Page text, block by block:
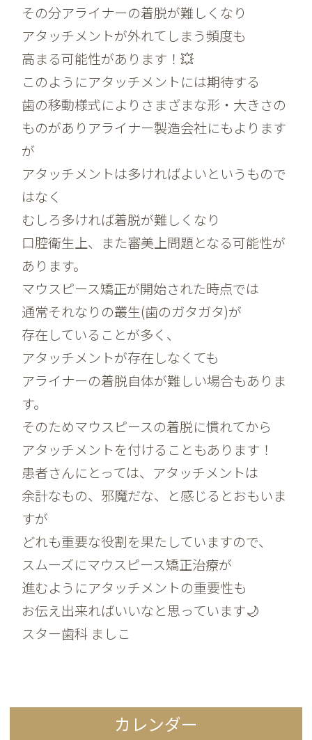
その分アライナーの着脱が難しくなり
アタッチメントが外れてしまう頻度も
高まる可能性があります！💥
このようにアタッチメントには期待する
歯の移動様式によりさまざまな形・大きさの
ものがありアライナー製造会社にもよります
が
アタッチメントは多ければよいというもので
はなく
むしろ多ければ着脱が難しくなり
口腔衛生上、また審美上問題となる可能性が
あります。
マウスピース矯正が開始された時点では
通常それなりの叢生(歯のガタガタ)が
存在していることが多く、
アタッチメントが存在しなくても
アライナーの着脱自体が難しい場合もありま
す。
そのためマウスピースの着脱に慣れてから
アタッチメントを付けることもあります！
患者さんにとっては、アタッチメントは
余計なもの、邪魔だな、と感じるとおもいま
すが
どれも重要な役割を果たしていますので、
スムーズにマウスピース矯正治療が
進むようにアタッチメントの重要性も
お伝え出来ればいいなと思っています🌙
スター歯科 ましこ
カレンダー